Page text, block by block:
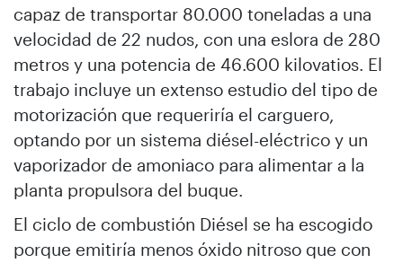
capaz de transportar 80.000 toneladas a una
velocidad de 22 nudos, con una eslora de 280
metros y una potencia de 46.600 kilovatios. El
trabajo incluye un extenso estudio del tipo de
motorización que requeriría el carguero,
optando por un sistema diésel-eléctrico y un
vaporizador de amoniaco para alimentar a la
planta propulsora del buque.
El ciclo de combustión Diésel se ha escogido
porque emitiría menos óxido nitroso que con